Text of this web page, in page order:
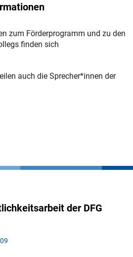
zum Förderprogramm und zu den
finden sich
auch die Sprecher*innen der
der DFG